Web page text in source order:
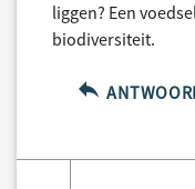
liggen? Een
biodiversiteit.